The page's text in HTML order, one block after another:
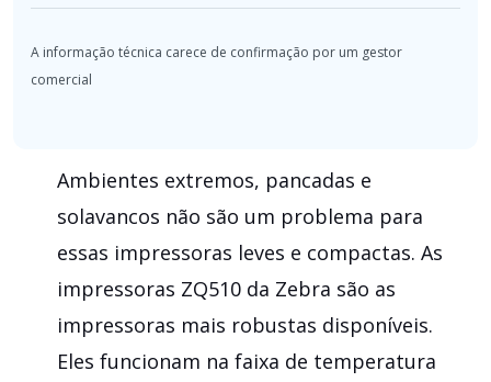
Ambientes extremos, pancadas e
solavancos não são um problema para
essas impressoras leves e compactas. As
impressoras ZQ510 da Zebra são as
impressoras mais robustas disponíveis.
Eles funcionam na faixa de temperatura